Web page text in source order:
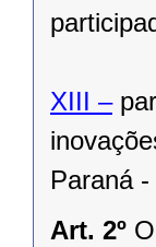
XIII –
Paraná
Art. 2º